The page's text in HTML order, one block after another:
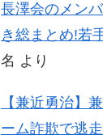
長澤会のメン
き総まとめ!若
名 より
【兼近勇治】
ーム詐欺で逃